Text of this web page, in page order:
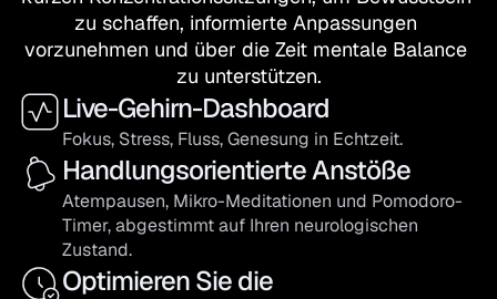
zu schaffen, informierte Anpassungen
vorzunehmen und über die Zeit mentale Balance
zu unterstützen.
Live-Gehirn-Dashboard
Fokus, Stress, Fluss, Genesung in Echtzeit.
Handlungsorientierte Anstöße
Atempausen, Mikro-Meditationen und Pomodoro-
Timer, abgestimmt auf Ihren neurologischen
Zustand.
Optimieren Sie die